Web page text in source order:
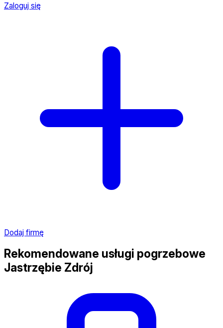
Zaloguj się
Dodaj firmę
Rekomendowane usługi pogrzebowe
Jastrzębie Zdrój